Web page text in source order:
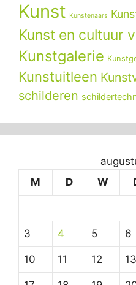
Kunst Kunstenaars
Kunst en cultuur
Kunstgalerie
Kunstuitleen
schilderen
M
D W
3 4 5 6
10 11 12 13